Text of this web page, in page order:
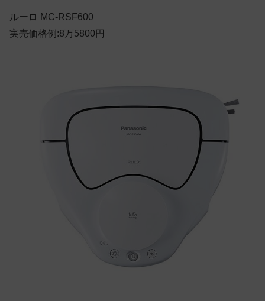
ルーロ MC-RSF600
実売価格例:8万5800円